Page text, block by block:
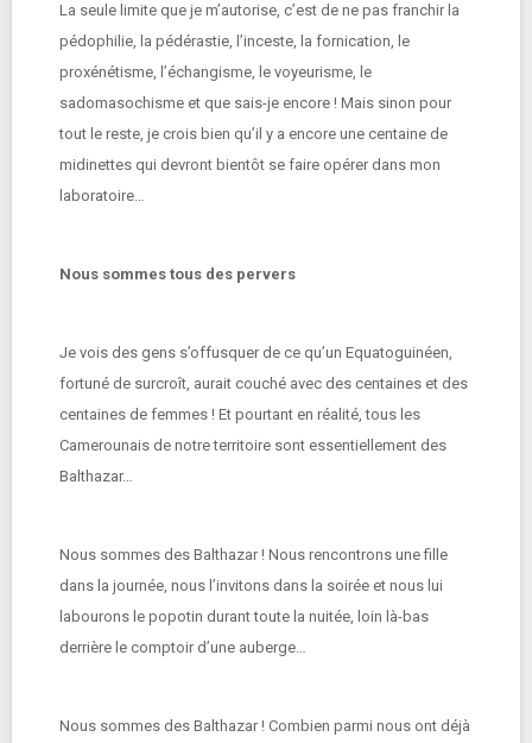
La seule limite que je m’autorise, c’est de ne pas franchir la
pédophilie, la pédérastie, l’inceste, la fornication, le
proxénétisme, l’échangisme, le voyeurisme, le
sadomasochisme et que sais-je encore ! Mais sinon pour
tout le reste, je crois bien qu’il y a encore une centaine de
midinettes qui devront bientôt se faire opérer dans mon
laboratoire…
Nous sommes tous des pervers
Je vois des gens s’offusquer de ce qu’un Equatoguinéen,
fortuné de surcroît, aurait couché avec des centaines et des
centaines de femmes ! Et pourtant en réalité, tous les
Camerounais de notre territoire sont essentiellement des
Balthazar…
Nous sommes des Balthazar ! Nous rencontrons une fille
dans la journée, nous l’invitons dans la soirée et nous lui
labourons le popotin durant toute la nuitée, loin là-bas
derrière le comptoir d’une auberge…
Nous sommes des Balthazar ! Combien parmi nous ont déjà